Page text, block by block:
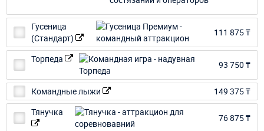
Гусеница
(Стандарт)
111 875 ₸
Торпеда
93 750 ₸
Командные лыжи
149 375 ₸
Тянучка
76 875 ₸